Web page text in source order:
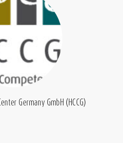
Germany GmbH (HCCG)